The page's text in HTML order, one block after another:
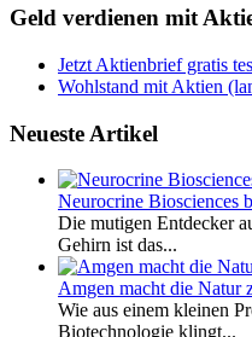
Geld verdienen mit
Jetzt Aktienbrief gratis
Wohlstand mit Aktien
Neueste Artikel
Neurocrine Biosciences
Die mutigen Entdecker
Gehirn ist das...
Amgen macht die Natur
Wie aus einem kleinen
Biotechnologie klingt...